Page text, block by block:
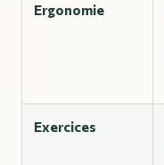
Ergonomie
Exercices